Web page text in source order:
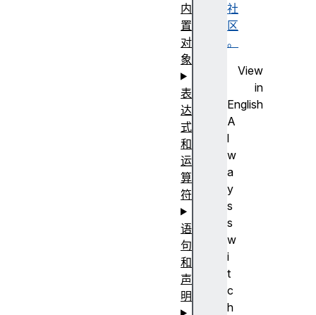
社
区
。
View
in
English
A
l
w
a
y
s
s
w
i
t
c
h
内
置
对
象
表
达
式
和
运
算
符
语
句
和
声
明